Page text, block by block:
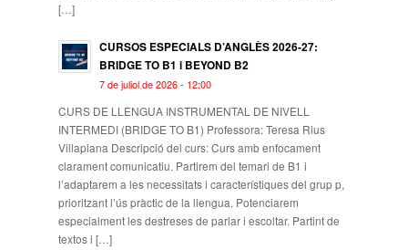
[…]
CURSOS ESPECIALS D’ANGLÈS 2026-27:
BRIDGE TO B1 i BEYOND B2
7 de juliol de 2026 - 12:00
CURS DE LLENGUA INSTRUMENTAL DE NIVELL
INTERMEDI (BRIDGE TO B1) Professora: Teresa Rius
Villaplana Descripció del curs: Curs amb enfocament
clarament comunicatiu. Partirem del temari de B1 i
l’adaptarem a les necessitats i característiques del grup p,
prioritzant l’ús pràctic de la llengua. Potenciarem
especialment les destreses de parlar i escoltar. Partint de
textos i […]